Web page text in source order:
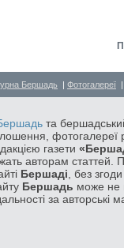
Бершадь | Фотогалереї
та
фотогалереї
газети
авторам статтей.
Бершаді , без
Бершадь може не
за авторські